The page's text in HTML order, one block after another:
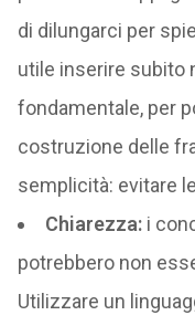
di dilungarci per
utile inserire subito
fondamentale, per
costruzione delle
semplicità: evitare
Chiarezza:i
potrebbero non
Utilizzare un